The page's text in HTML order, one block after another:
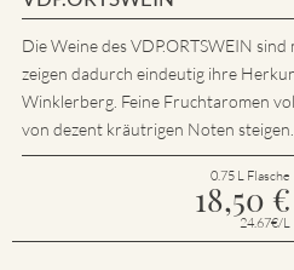
Die Weine des VDP.ORTSWEIN
zeigen dadurch eindeutig ihre
Winklerberg. Feine Fruchtaromen
von dezent kräutrigen Noten steigen...
0.75 L Flasche
18,50 €
24.67€/L